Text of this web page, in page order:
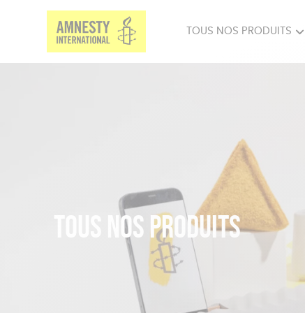
TOUS NOS PRODUITS
Tous nos produits